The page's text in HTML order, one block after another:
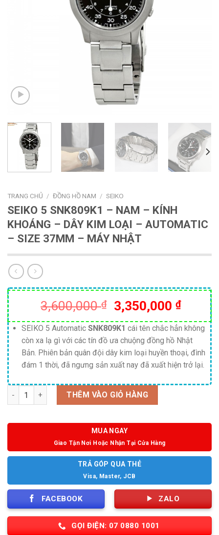
TRANG CHỦ / ĐỒNG HỒ NAM / SEIKO
SEIKO 5 SNK809K1 – NAM – KÍNH
KHOÁNG – DÂY KIM LOẠI – AUTOMATIC
– SIZE 37MM – MÁY NHẬT
3,600,000₫
Giá
gốc
là:
3,600,000 ₫.
3,350,000 ₫Giá
hiện
tại
là:
SEIKO 5 Automatic SNK809K1 cái tên chắc hẳn không
còn xa lạ gì với các tín đồ ưa chuộng đồng hồ Nhật
Bản. Phiên bản quân đội dây kim loại huyền thoại, đình
đám 1 thời, đã ngưng sản xuất nay đã xuất hiện trở lại.
Số lượng THÊM VÀO GIỎ HÀNG
MUA NGAY
Giao Tận Nơi Hoặc Nhận Tại Cửa Hàng
TRẢ GÓP QUA THẺ
Visa, Master, JCB
FACEBOOK ZALO
GỌI ĐIỆN: 07 0880 1001